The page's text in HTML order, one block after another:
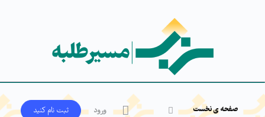
صفحه ی نخست ورود ثبت‌ نام کنید